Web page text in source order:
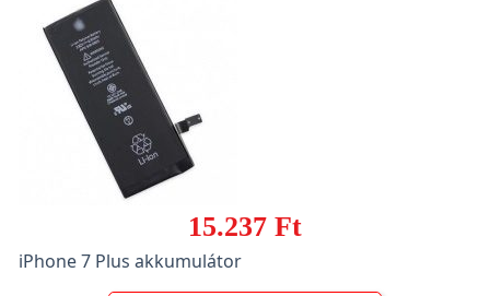
15.237 Ft
iPhone 7 Plus akkumulátor